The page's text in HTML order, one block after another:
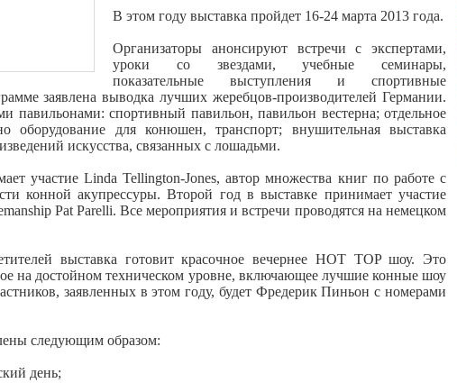
В этом году выставка пройдет 16-24 марта 2013 года.
Организаторы анонсируют встречи с экспертами,
уроки со звездами, учебные семинары,
показательные выступления и спортивные
заявлена выводка лучших жеребцов-производителей Германии.
павильонами: спортивный павильон, павильон вестерна; отдельное
оборудование для конюшен, транспорт; внушительная выставка
искусства, связанных с лошадьми.
участие Linda Tellington-Jones, автор множества книг по работе с
конной акупрессуры. Второй год в выставке принимает участие
Pat Parelli. Все мероприятия и встречи проводятся на немецком
выставка готовит красочное вечернее HOT TOP шоу. Это
на достойном техническом уровне, включающее лучшие конные шоу
заявленных в этом году, будет Фредерик Пиньон с номерами
следующим образом:
день;